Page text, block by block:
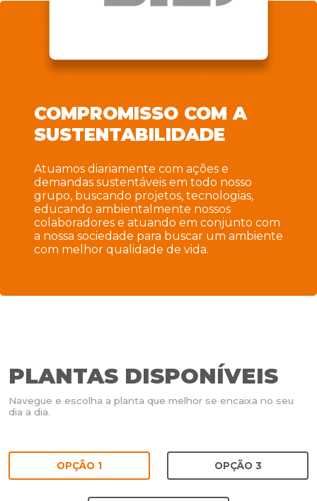
COMPROMISSO COM A
SUSTENTABILIDADE
Atuamos diariamente com ações e
demandas sustentáveis em todo nosso
grupo, buscando projetos, tecnologias,
educando ambientalmente nossos
colaboradores e atuando em conjunto com
a nossa sociedade para buscar um ambiente
com melhor qualidade de vida.
PLANTAS DISPONÍVEIS
Navegue e escolha a planta que melhor se encaixa no seu
dia a dia.
OPÇÃO 1 OPÇÃO 3